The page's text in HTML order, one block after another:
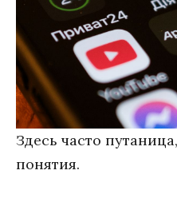
Здесь часто
понятия.